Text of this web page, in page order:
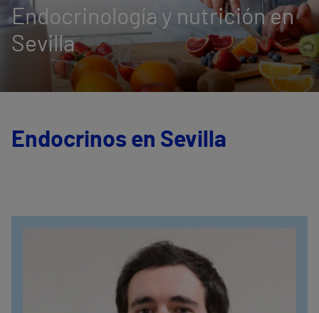
Endocrinología y nutrición en
Sevilla
Endocrinos en Sevilla